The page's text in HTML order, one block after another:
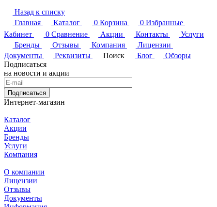
Назад к списку
Главная
Каталог 0 Корзина 0 Избранные
Кабинет
0 Сравнение Акции Контакты
Услуги
Бренды
Отзывы Компания
Лицензии
Документы
Реквизиты Поиск Блог
Обзоры
Подписаться
на новости и акции
Подписаться
Интернет-магазин
Каталог
Акции
Бренды
Услуги
Компания
О компании
Лицензии
Отзывы
Документы